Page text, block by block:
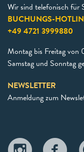
Wir sind telefonisch für
BUCHUNGS-
+49 4721 3999880
Montag bis Freitag
Samstag und Sonntag
NEWSLETTER
Anmeldung zum